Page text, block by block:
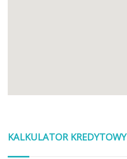
KALKULATOR KREDYTOWY